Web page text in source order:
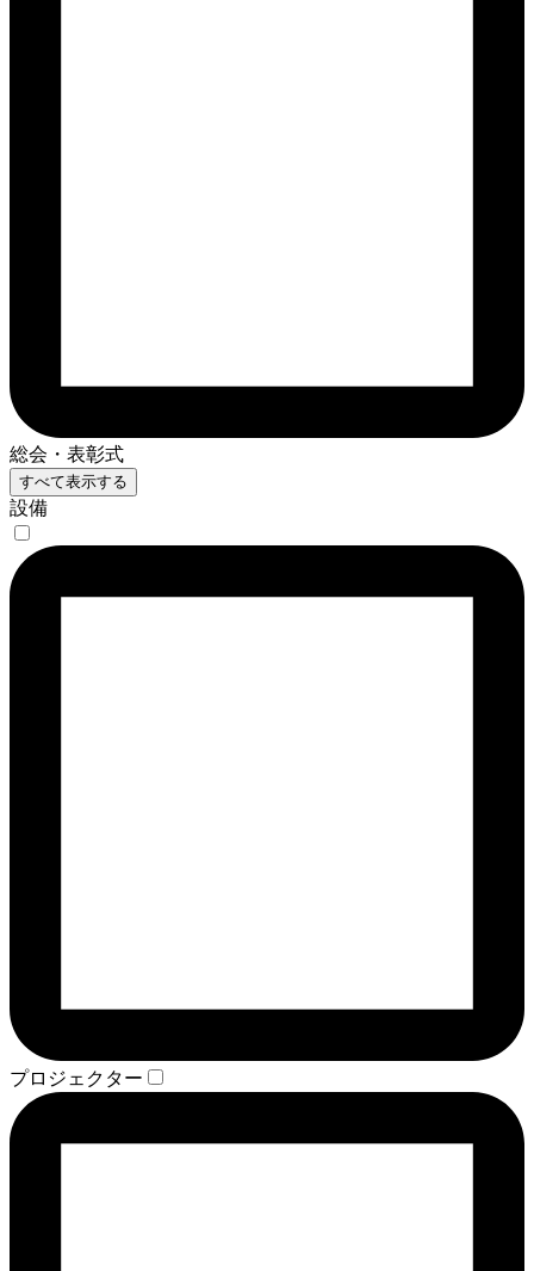
総会・表彰式
すべて表示する
設備
プロジェクター